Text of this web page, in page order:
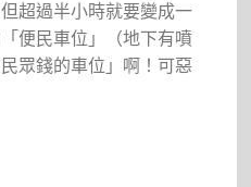
超過半小時就要變成一
便民車位」（地下有噴
眾錢的車位」啊！可惡